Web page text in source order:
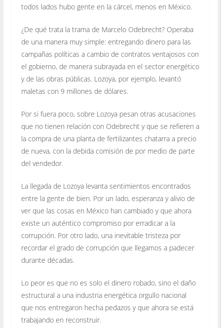
todos lados hubo gente en la cárcel, menos en México.
¿De qué trata la trama de Marcelo Odebrecht? Operaba
de una manera muy simple: entregando dinero para las
campañas políticas a cambio de contratos ventajosos con
el gobierno, de manera subrayada en el sector energético
y de las obras públicas. Lozoya, por ejemplo, levantó
maletas con 9 millones de dólares.
Por si fuera poco, sobre Lozoya pesan otras acusaciones
que no tienen relación con Odebrecht y que se refieren a
la compra de una planta de fertilizantes chatarra a precio
de nueva, con la debida comisión de por medio de parte
del vendedor.
La llegada de Lozoya levanta sentimientos encontrados
entre la gente de bien. Por un lado, esperanza y alivio de
ver que las cosas en México han cambiado y que ahora
existe un auténtico compromiso por erradicar a la
corrupción. Por otro lado, una inevitable tristeza por
recordar el grado de corrupción que llegamos a padecer
durante décadas.
Lo peor es que no es solo el dinero robado, sino el daño
estructural a una industria energética orgullo nacional
que nos entregaron hecha pedazos y que ahora se está
trabajando en reconstruir.